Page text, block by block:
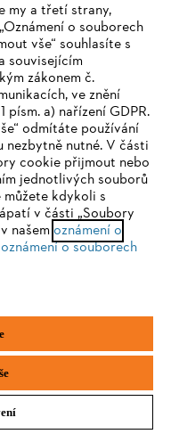
II černé
nicht unterstützen. Für
wir Ihnen, zu
Chrome
my a třetí strany,
o souborech
vše“ souhlasíte s
souvisejícím
zákonem č.
ve znění
písm. a) nařízení GDPR.
odmítáte používání
nezbytně nutné. V části
cookie přijmout nebo
jednotlivých souborů
kdykoli s
v části „Soubory
našem oznámení o
oznámení o souborech